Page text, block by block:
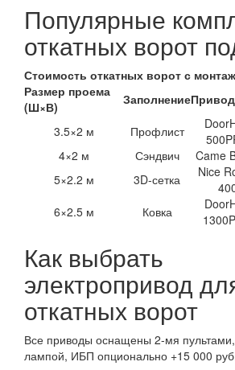
Популярные
откатных ворот
Стоимость откатных ворот с
Размер проема
(Ш×В)
ЗаполнениеПривод
3.5×2 м
Профлист
4×2 м
Сэндвич Came
5×2.2 м
3D-сетка
Nice
6×2.5 м
Ковка
Как выбрать
электропривод
откатных ворот
Все приводы оснащены 2-мя пультами,
лампой, ИБП опционально +15 000